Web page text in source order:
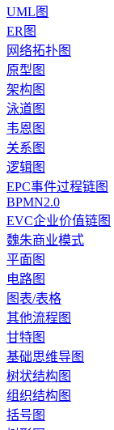
UML图
ER图
网络拓扑图
原型图
架构图
泳道图
韦恩图
关系图
逻辑图
EPC事件过程链图
BPMN2.0
EVC企业价值链图
魏朱商业模式
平面图
电路图
图表/表格
其他流程图
甘特图
基础思维导图
树状结构图
组织结构图
括号图